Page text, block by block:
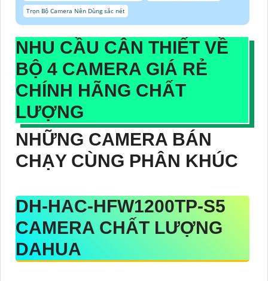
Trọn Bộ Camera Nên Dùng sắc nét
NHU CẦU CÂN THIẾT VỀ
BỘ 4 CAMERA GIÁ RẺ
CHÍNH HÃNG CHẤT
LƯỢNG
NHỮNG CAMERA BÁN
CHẠY CÙNG PHÂN KHÚC
DH-HAC-HFW1200TP-S5
CAMERA CHẤT LƯỢNG
DAHUA